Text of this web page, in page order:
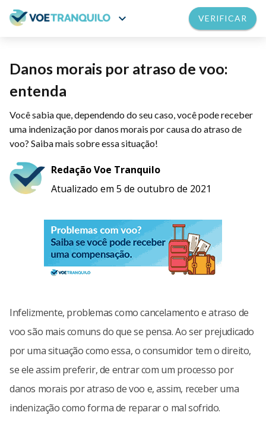
expand_more VERIFICAR
Danos morais por atraso de voo:
entenda
Você sabia que, dependendo do seu caso, você pode receber
uma indenização por danos morais por causa do atraso de
voo? Saiba mais sobre essa situação!
Redação Voe Tranquilo
Atualizado em 5 de outubro de 2021
Infelizmente, problemas como cancelamento e atraso de
voo são mais comuns do que se pensa. Ao ser prejudicado
por uma situação como essa, o consumidor tem o direito,
se ele assim preferir, de entrar com um processo por
danos morais por atraso de voo e, assim, receber uma
indenização como forma de reparar o mal sofrido.